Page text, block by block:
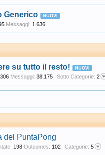
Generico
Messaggi: 1.636
su tutto il resto!
Messaggi: 38.175 Sotto Categorie: 2
del PuntaPong
198 Outcomes: 102 Categorie: 5